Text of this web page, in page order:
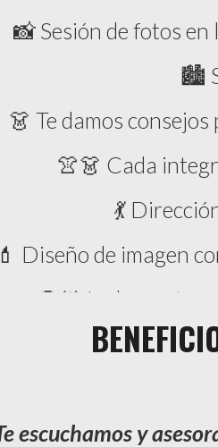
📸 Sesión de fotos
🏙️
👗 Te damos
👚👗 Cada
💃
💄 Diseño de imagen
🐶🐱 Incluye a tus
tu galería con
escuchamos y